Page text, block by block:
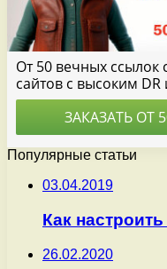
Популярные статьи
03.04.2019
Как
26.02.2020